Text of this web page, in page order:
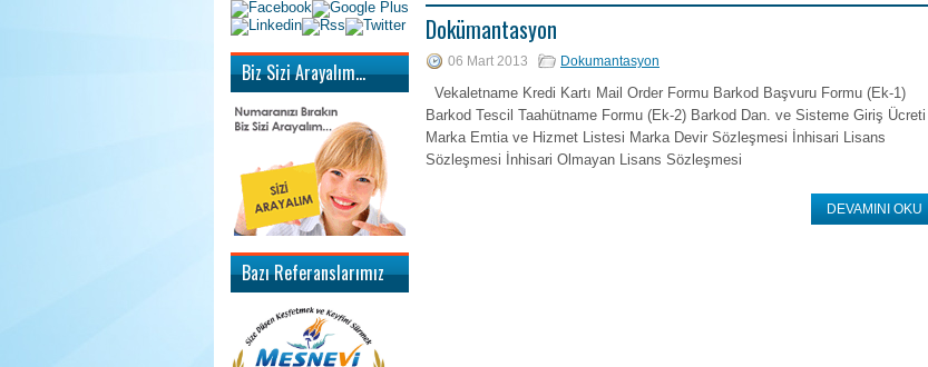
Dokümantasyon
06 Mart 2013 Dokumantasyon
Vekaletname Kredi Kartı Mail Order Formu Barkod Başvuru Formu (Ek-1)
Barkod Tescil Taahütname Formu (Ek-2) Barkod Dan. ve Sisteme Giriş Ücreti
Marka Emtia ve Hizmet Listesi Marka Devir Sözleşmesi İnhisari Lisans
Sözleşmesi İnhisari Olmayan Lisans Sözleşmesi
DEVAMINI OKU
Biz Sizi Arayalım…
Bazı Referanslarımız